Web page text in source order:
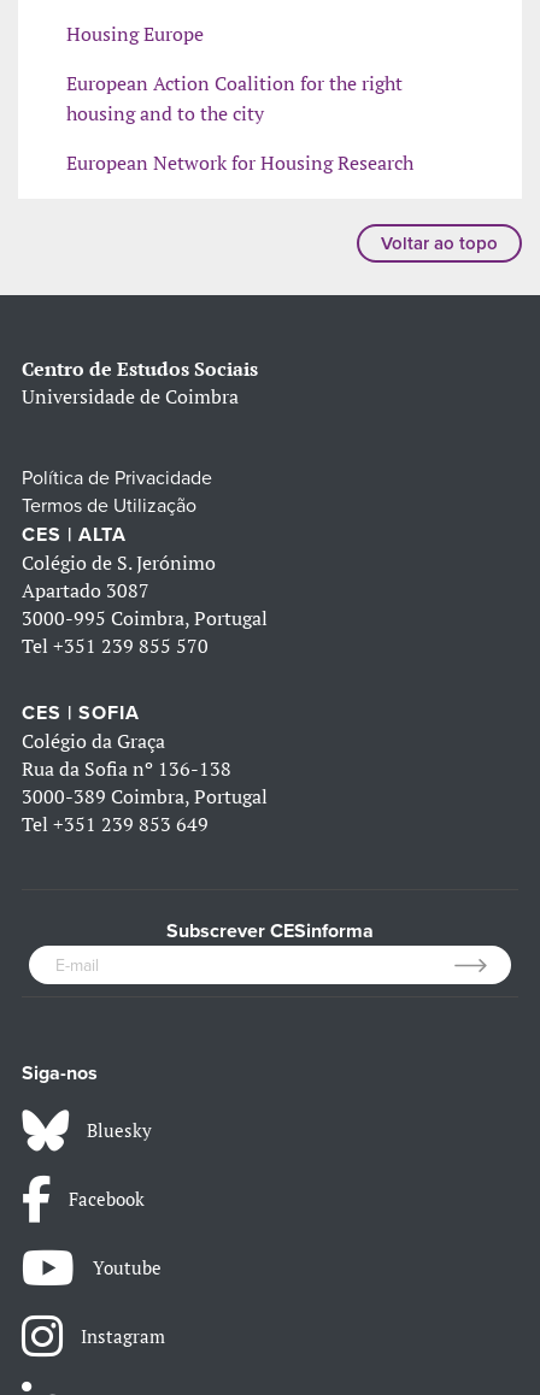
Housing Europe
European Action Coalition for the right
housing and to the city
European Network for Housing Research
Voltar ao topo
Centro de Estudos Sociais
Universidade de Coimbra
Política de Privacidade
Termos de Utilização
CES | ALTA
Colégio de S. Jerónimo
Apartado 3087
3000-995 Coimbra, Portugal
Tel +351 239 855 570
CES | SOFIA
Colégio da Graça
Rua da Sofia nº 136-138
3000-389 Coimbra, Portugal
Tel +351 239 853 649
Subscrever CESinforma
Siga-nos
Bluesky
Facebook
Youtube
Instagram